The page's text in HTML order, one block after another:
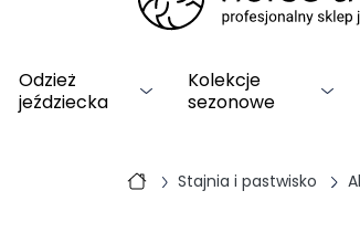
Odzież
jeździecka
Kolekcje
sezonowe
Stajnia i pastwisko